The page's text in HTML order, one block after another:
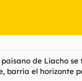
paisano de Liacho
barría el horizonte